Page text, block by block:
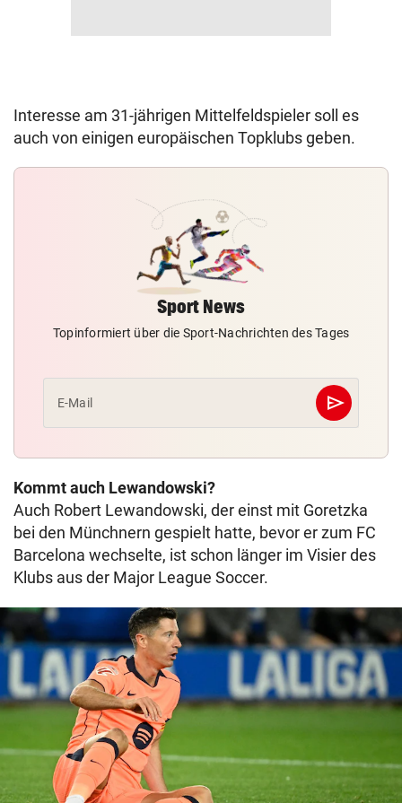
Interesse am 31-jährigen Mittelfeldspieler soll es
auch von einigen europäischen Topklubs geben.
Sport News
Topinformiert über die Sport-Nachrichten des Tages
E-Mail send
Abschicken
Kommt auch Lewandowski?
Auch Robert Lewandowski, der einst mit Goretzka
bei den Münchnern gespielt hatte, bevor er zum FC
Barcelona wechselte, ist schon länger im Visier des
Klubs aus der Major League Soccer.